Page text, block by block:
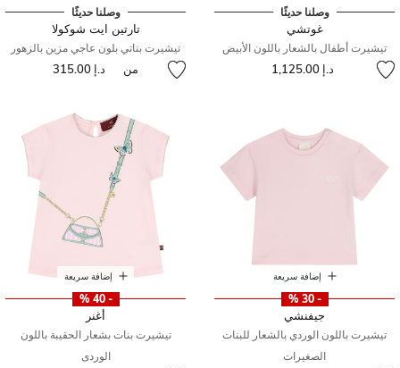
وصلنا حديثًا
غوتشي
تيشيرت أطفال بالشعار باللون الأبيض
د.إ 1,125.00
وصلنا حديثًا
تارتين ايت شوكولا
تيشيرت بناتي بلون عاجي مزين بالزهور
من د.إ 315.00
إضافة سريعة
- 30 %
جيفنشي
تيشيرت باللون الوردي بالشعار للبنات
الصغيرات
إضافة سريعة
- 40 %
أغنر
تيشيرت بنات بشعار الحقيبة باللون
الوردى